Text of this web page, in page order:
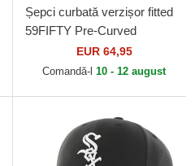
Șepci curbată verzișor fitted
59FIFTY Pre-Curved
American Herringbone de
Chicago White Sox MLB de...
EUR 64,95
Comandă-l 10 - 12 august